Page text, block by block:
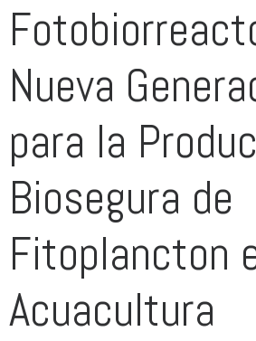
Nueva
para la
Biosegura de
Fitoplancton
Acuacultura